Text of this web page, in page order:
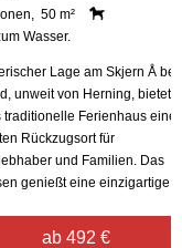
50 m²
Wasser.
Lage am Skjern Å bei
unweit von Herning, bietet
traditionelle Ferienhaus
Rückzugsort für
und Familien. Das
genießt eine einzigartige ...
ab 492 €